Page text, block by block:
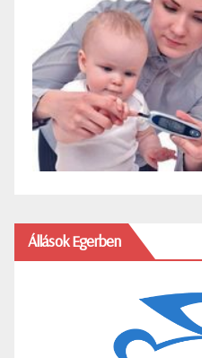
Állások Egerben